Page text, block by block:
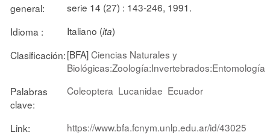
general:
serie 14 (27) : 143-246, 1991.
Idioma :
Italiano (ita)
Clasificación:[BFA]Ciencias Naturales y
Biológicas:Zoología:Invertebrados:Entomología
Palabras
clave:
Coleoptera Lucanidae Ecuador
Link: https://www.bfa.fcnym.unlp.edu.ar/id/43025